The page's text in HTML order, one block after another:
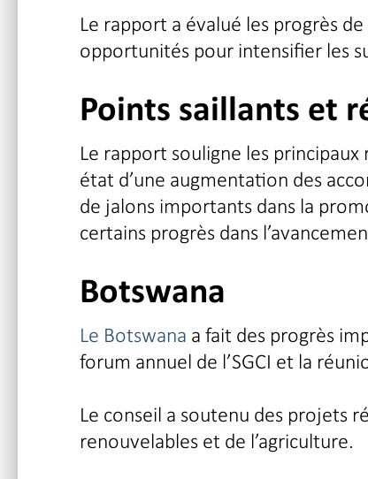
Le rapport a évalué les progrès
opportunités pour intensifier les
Points saillants et
Le rapport souligne les
état d’une augmentation des
de jalons importants dans la
certains progrès dans
Botswana
Le Botswana a fait des progrès
forum annuel de l’SGCI et la
Le conseil a soutenu des projets
renouvelables et de l’agriculture.